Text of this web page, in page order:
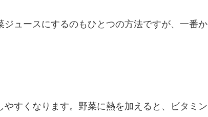
ュースにするのもひとつの方法ですが、一番か
すくなります。野菜に熱を加えると、ビタミン